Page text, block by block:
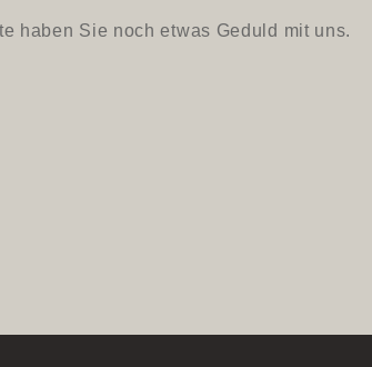
haben Sie noch etwas Geduld mit uns.